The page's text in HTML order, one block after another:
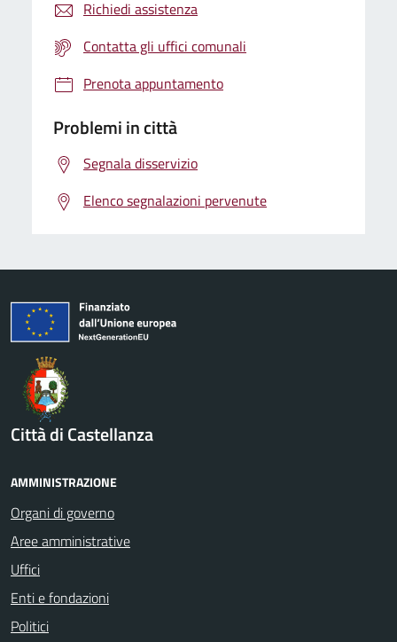
Richiedi assistenza
Contatta gli uffici comunali
Prenota appuntamento
Problemi in città
Segnala disservizio
Elenco segnalazioni pervenute
Città di Castellanza
AMMINISTRAZIONE
Organi di governo
Aree amministrative
Uffici
Enti e fondazioni
Politici